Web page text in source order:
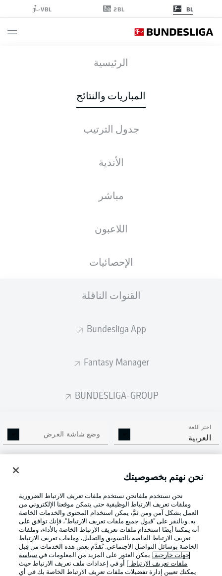
BL
2BL
VBL
الرئيسية
المباريات والنتائج
جدول الترتيب
الأندية
مباشر
اللاعبون
الإحصائيات
القنوات الناقلة
Bundesliga App
Fantasy Manager
BUNDESLIGA-GROUP
اختر اللغة
العربية وضع شاشة العرض
تسجيل الدخول
الأخبار التشكيلات الإحصائيات
انطلاق المباراة.
Football as it's meant to be
نحن نهتم بخصوصيتك
نحن نستخدم ملفانحن نستخدم ملفات تعريف الارتباط الضرورية
وملفات تعريف الارتباط الوظيفية حتى يتمكن موقعنا الإلكتروني من
العمل بشكل آمن ومن ثمَّ، يمكن استخدام المحتوى والخدمات الخاصة
به. وبالنقر على "قبول جميع ملفات تعريف الارتباط"، فإنك توافق على
أنه يمكننا أيضًا استخدام ملفات تعريف الارتباط الخاصة بالأداء، وملفات
تعريف الارتباط الخاصة بالتسويق والتحليل، وملفات تعريف الارتباط
الخاصة بوسائل التواصل الاجتماعي. تُقدَّم بعض هذه الخدمات من قِبل
جهات خارجية . يمكن العثور على المزيد من المعلومات في سياسة
ملفات تعريف الارتباط
] أو في إعدادات ملف تعريف الارتباط حيث
يمكنك تعيين إدارة تفضيلات ملفات تعريف الارتباط الخاصة بك في أي